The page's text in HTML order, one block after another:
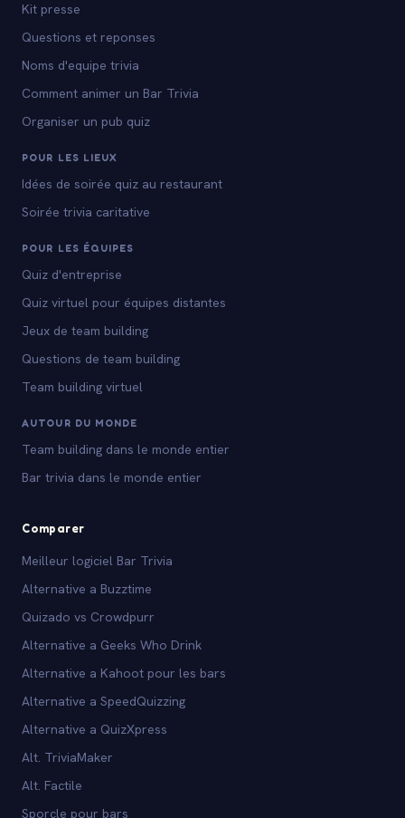
Kit presse
Questions et reponses
Noms d'equipe trivia
Comment animer un Bar Trivia
Organiser un pub quiz
POUR LES LIEUX
Idées de soirée quiz au restaurant
Soirée trivia caritative
POUR LES ÉQUIPES
Quiz d'entreprise
Quiz virtuel pour équipes distantes
Jeux de team building
Questions de team building
Team building virtuel
AUTOUR DU MONDE
Team building dans le monde entier
Bar trivia dans le monde entier
Comparer
Meilleur logiciel Bar Trivia
Alternative a Buzztime
Quizado vs Crowdpurr
Alternative a Geeks Who Drink
Alternative a Kahoot pour les bars
Alternative a SpeedQuizzing
Alternative a QuizXpress
Alt. TriviaMaker
Alt. Factile
Sporcle pour bars